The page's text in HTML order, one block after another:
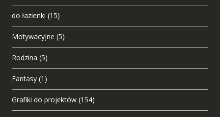
do łazienki (15)
Motywacyjne (5)
Rodzina (5)
Fantasy (1)
Grafiki do projektów (154)